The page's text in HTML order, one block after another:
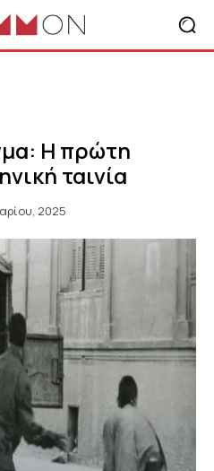
Η πρώτη
ταινία
2025